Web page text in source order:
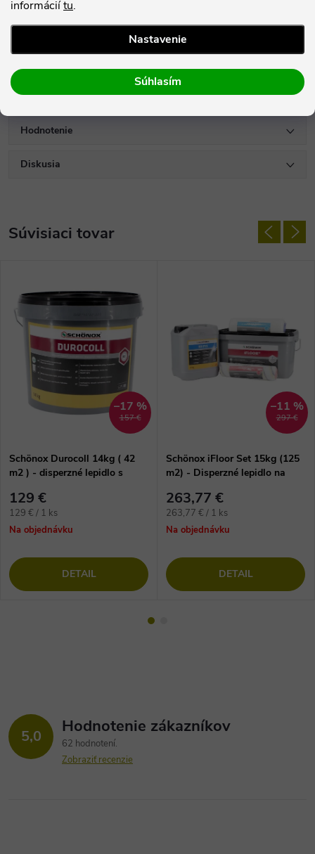
informáciítu.
Nastavenie
Súhlasím
- Možno ju použiť aj na obklad schodov
Parametre produktu
Hodnotenie
Diskusia
Súvisiaci tovar
157 €
–17 %
Schönox Durocoll 14kg ( 42
m2 ) - disperzné lepidlo s
129 €
Jednotková
cena:
129 € / 1 ks
Na objednávku
DETAIL
297 €
–11 %
Schönox iFloor Set 15kg (125
m2) - Disperzné lepidlo na
263,77 €
Jednotková
cena:
263,77 € / 1 ks
Na objednávku
DETAIL
5,0 Hodnotenie zákazníkov
62 hodnotení
Zobraziť recenzie